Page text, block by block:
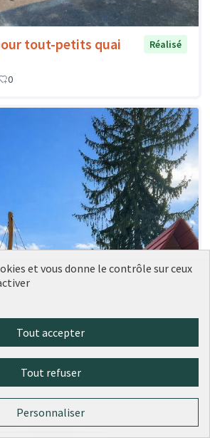
tout-petits quai
Réalisé
0
et vous donne le contrôle sur ceux
Tout accepter
Tout refuser
Personnaliser